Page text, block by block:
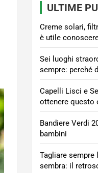
ULTIME
Creme solari,
è utile
Sei luoghi
sempre: perché
Capelli Lisci e
ottenere questo
Bandiere Verdi
bambini
Tagliare sempre
sembra: il